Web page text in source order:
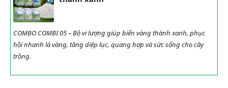
COMBO COMBI 05 – Bộ vi lượng giúp biến vàng thành xanh, phục
hồi nhanh lá vàng, tăng diệp lục, quang hợp và sức sống cho cây
trồng.